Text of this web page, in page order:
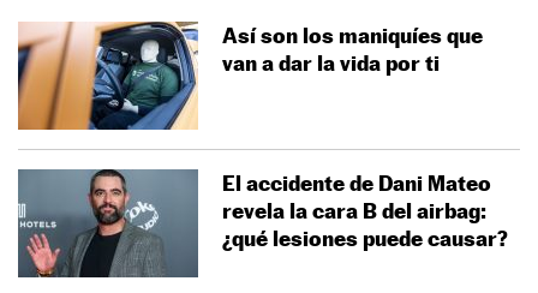
Así son los maniquíes que
van a dar la vida por ti
El accidente de Dani Mateo
revela la cara B del airbag:
¿qué lesiones puede causar?